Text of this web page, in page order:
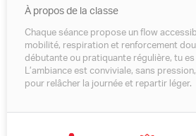
À propos de la classe
Chaque séance propose un flow
mobilité, respiration et renforcement
débutante ou pratiquante régulière, tu
L’ambiance est conviviale, sans
pour relâcher la journée et repartir léger.